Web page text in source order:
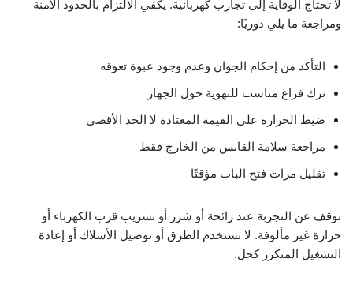
لا تحتاج الوقاية إلى تجارب كهربائية. يكفي الالتزام بالحدود الآمنة
ومراجعة ما يلي دوريًا:
التأكد من إحكام الجوان وعدم وجود عبوة تعوقه
ترك فراغ مناسب للتهوية حول الجهاز
ضبط الحرارة على القيمة المعتادة لا الحد الأقصى
مراجعة سلامة القابس من الخارج فقط
تقليل مرات فتح الباب مؤقتًا
توقف عن التجربة عند رائحة أو شرر أو تسريب قرب الكهرباء أو
حرارة غير مألوفة. لا تستخدم الطرق أو توصيل الأسلاك أو إعادة
التشغيل المتكرر كحل.